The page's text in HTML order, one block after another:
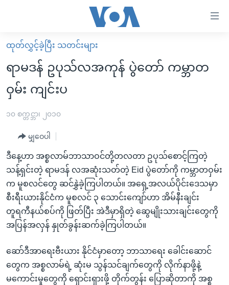
လွယ်ကူ
စေ
သည့်
Link
များ
အကြောင်းအရာ
ကျော်
ကြည့်
ပင်မ
မူလစာမျက်နှာ
မြန်မာ
ကမ္ဘာ့သတင်းများ
အစ္စရေး-ပါလက်စတိုင်း
ရပ်ဝန်းတခု လမ်းတခု အလွန်
အင်္ဂလိပ်စာလေ့လာမယ်
အမေရိကန်သုံးအီဒီယံ
မကြေးမုံရဲ့ အင်္ဂလိပ်စာ
ရုပ်ရှင်ထဲက အင်္ဂလိပ်စာ
အပတ်စဉ်ကဏ္ဍများ
ရေဒီယို
တီဗွီ
ရေဒီယိုနှင့်ရုပ်သံ အချက်အလက်များ
ရေဒီယို/တီဗွီအစီအစဉ်
Learning English
ဗွီအိုအေ လူမှုကွန်ယက်များ
ထုတ်လွှင့်ခဲ့ပြီး သတင်းများ
ရာမဒန် ဥပုသ်လအကုန် ပွဲတော် ကမ္ဘာတ
ဝှမ်း ကျင်းပ
၁၀ စက္တင္ဘာ၊ ၂၀၁၀
မျှဝေပါ
ဒီနေ့ဟာ အစ္စလာမ်ဘာသာဝင်တို့တလတာ ဥပုသ်စောင့်ကြတဲ့
သန့်ရှင်းတဲ့ ရာမဒန် လအဆုံးသတ်တဲ့ Eid ပွဲတော်ကို ကမ္ဘာတဝှမ်း
က မူစလင်တွေ ဆင်နွှဲခဲ့ကြပါတယ်။ အရှေ့အလယ်ပိုင်းဒေသမှာ
စီးရီးယားနိုင်ငံက မူစလင် ၃ သောင်းကျော်ဟာ အိမ်နီးချင်း
တူရကီနယ်စပ်ကို ဖြတ်ပြီး အဲဒီမှာရှိတဲ့ ဆွေမျိုးသားချင်းတွေကို
အပြန်အလှန် နှုတ်ခွန်းဆက်ခဲ့ကြပါတယ်။
ဆော်ဒီအာရေးဗီးယား နိုင်ငံမှာတော့ ဘာသာရေး ခေါင်းဆောင်
တွေက အစ္စလာမ်ရဲ့ ဆုံးမ သွန်သင်ချက်တွေကို လိုက်နာဖို့နဲ့
မကောင်းမှုတွေကို ရှောင်းရှားဖို့ တိုက်တွန်း ပြောဆိုတာကို အစ္စ